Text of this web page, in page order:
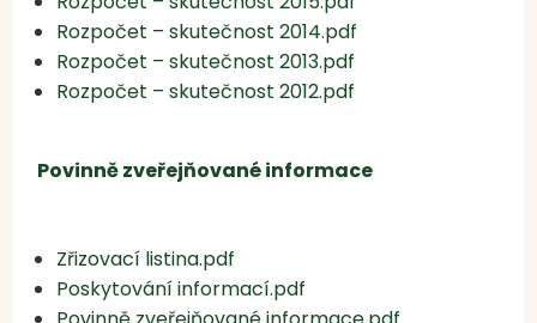
Rozpočet – skutečnost 2014.pdf
Rozpočet – skutečnost 2013.pdf
Rozpočet – skutečnost 2012.pdf
Povinně zveřejňované informace
Zřizovací listina.pdf
Poskytování informací.pdf